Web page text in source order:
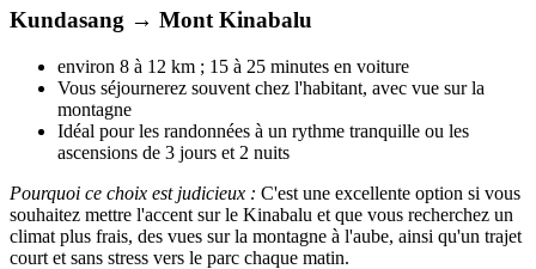
Kundasang → Mont Kinabalu
environ 8 à 12 km ; 15 à 25 minutes en voiture
Vous séjournerez souvent chez l'habitant, avec vue sur la
montagne
Idéal pour les randonnées à un rythme tranquille ou les
ascensions de 3 jours et 2 nuits
Pourquoi ce choix est judicieux : C'est une excellente option si vous
souhaitez mettre l'accent sur le Kinabalu et que vous recherchez un
climat plus frais, des vues sur la montagne à l'aube, ainsi qu'un trajet
court et sans stress vers le parc chaque matin.